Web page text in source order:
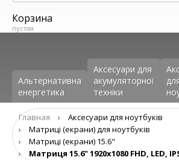
Корзина
пустая
Альтернативна
енергетика
Аксесуари для
акумуляторної
техніки
Главная ›
Аксесуари для ноутбуків
›
Матриці (екрани) для ноутбуків
›
Матриці (екрани) 15.6"
›
Матриця 15.6" 1920x1080 FHD, LED,